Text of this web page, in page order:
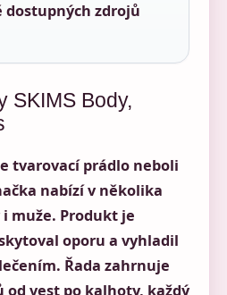
dostupných zdrojů
SKIMS Body,
tvarovací prádlo neboli
nabízí v několika
muže. Produkt je
oporu a vyhladil
Řada zahrnuje
vest po kalhoty, každý